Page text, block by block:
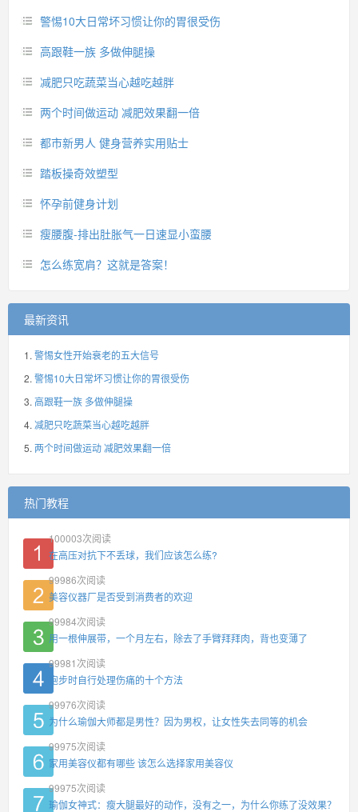
警惕10大日常坏习惯让你的胃很受伤
高跟鞋一族 多做伸腿操
减肥只吃蔬菜当心越吃越胖
两个时间做运动 减肥效果翻一倍
都市新男人 健身营养实用贴士
踏板操奇效塑型
怀孕前健身计划
瘦腰腹-排出肚胀气一日速显小蛮腰
怎么练宽肩？这就是答案！
最新资讯
警惕女性开始衰老的五大信号
警惕10大日常坏习惯让你的胃很受伤
高跟鞋一族 多做伸腿操
减肥只吃蔬菜当心越吃越胖
两个时间做运动 减肥效果翻一倍
热门教程
100003次阅读
在高压对抗下不丢球，我们应该怎么练?
99986次阅读
美容仪器厂是否受到消费者的欢迎
99984次阅读
用一根伸展带，一个月左右，除去了手臂拜拜肉，背也变薄了
99981 次阅读
跑步时自行处理伤痛的十个方法
99976次阅读
为什么瑜伽大师都是男性？因为男权，让女性失去同等的机会
99975次阅读
家用美容仪都有哪些 该怎么选择家用美容仪
99975次阅读
瑜伽女神式：瘦大腿最好的动作，没有之一，为什么你练了没效果？